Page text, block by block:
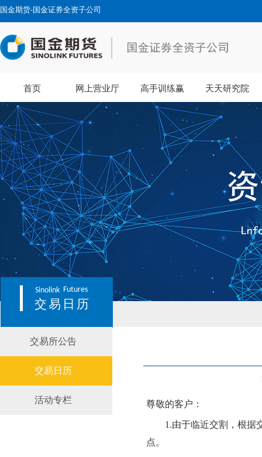
国金期货-国金证券全资子公司
首页 网上营业厅 高手训练赢 天天研究院
Sinolink Futures
交易日历
交易所公告
交易日历
活动专栏 尊敬的客户：
1.由于临近交割，根据
点。